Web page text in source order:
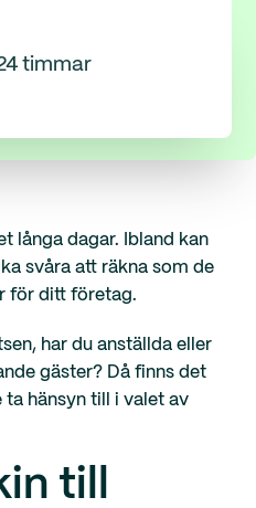
timmar
långa dagar. Ibland kan
svåra att räkna som de
för ditt företag.
har du anställda eller
gäster? Då finns det
hänsyn till i valet av
till